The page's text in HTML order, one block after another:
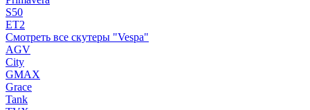
S50
ET2
Смотреть все скутеры "Vespa"
AGV
City
GMAX
Grace
Tank